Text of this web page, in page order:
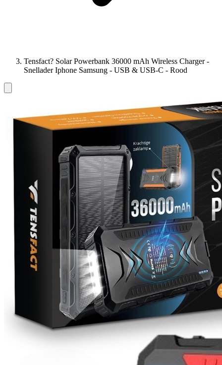
Tensfact? Solar Powerbank 36000 mAh Wireless Charger -
Snellader Iphone Samsung - USB & USB-C - Rood